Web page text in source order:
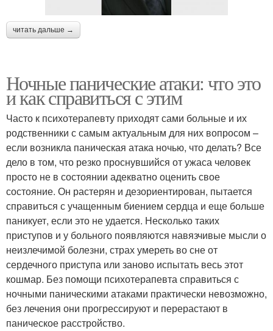
читать дальше →
Ночные панические атаки: что это
и как справиться с этим
Часто к психотерапевту приходят сами больные и их
родственники с самым актуальным для них вопросом –
если возникла паническая атака ночью, что делать? Все
дело в том, что резко проснувшийся от ужаса человек
просто не в состоянии адекватно оценить свое
состояние. Он растерян и дезориентирован, пытается
справиться с учащенным биением сердца и еще больше
паникует, если это не удается. Несколько таких
приступов и у больного появляются навязчивые мысли о
неизлечимой болезни, страх умереть во сне от
сердечного приступа или заново испытать весь этот
кошмар. Без помощи психотерапевта справиться с
ночными паническими атаками практически невозможно,
без лечения они прогрессируют и перерастают в
паническое расстройство.